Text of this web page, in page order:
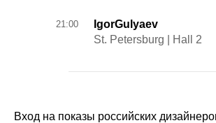
21:00
St. Petersburg | Hall 2
IgorGulyaev
Вход на показы российских